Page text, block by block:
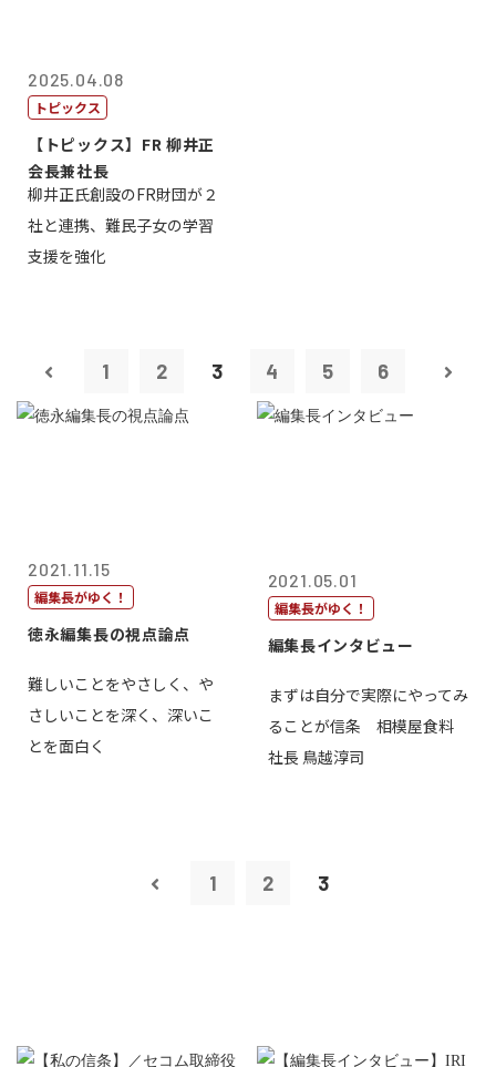
2025.04.08
トピックス
【トピックス】FR 柳井正
会長兼社長
柳井正氏創設のFR財団が２
社と連携、難民子女の学習
支援を強化
1 2 3 4 5 6
2021.11.15
編集長がゆく！
徳永編集長の視点論点
難しいことをやさしく、や
さしいことを深く、深いこ
とを面白く
2021.05.01
編集長がゆく！
編集長インタビュー
まずは自分で実際にやってみ
ることが信条 相模屋食料
社長 鳥越淳司
1 2 3